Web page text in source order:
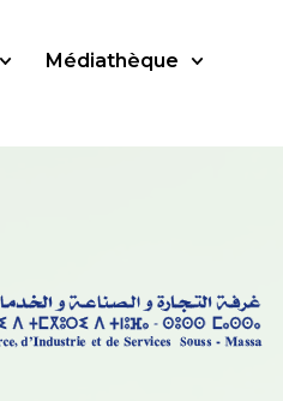
Médiathèque